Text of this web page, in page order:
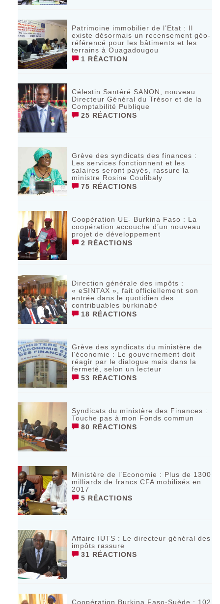
Patrimoine immobilier de l’Etat : Il
existe désormais un recensement géo-
référencé pour les bâtiments et les
terrains à Ouagadougou
1 RÉACTION
Célestin Santéré SANON, nouveau
Directeur Général du Trésor et de la
Comptabilité Publique
25 RÉACTIONS
Grève des syndicats des finances :
Les services fonctionnent et les
salaires seront payés, rassure la
ministre Rosine Coulibaly
75 RÉACTIONS
Coopération UE- Burkina Faso : La
coopération accouche d’un nouveau
projet de développement
2 RÉACTIONS
Direction générale des impôts :
« eSINTAX », fait officiellement son
entrée dans le quotidien des
contribuables burkinabè
18 RÉACTIONS
Grève des syndicats du ministère de
l’économie : Le gouvernement doit
réagir par le dialogue mais dans la
fermeté, selon un lecteur
53 RÉACTIONS
Syndicats du ministère des Finances :
Touche pas à mon Fonds commun
80 RÉACTIONS
Ministère de l’Economie : Plus de 1300
milliards de francs CFA mobilisés en
2017
5 RÉACTIONS
Affaire IUTS : Le directeur général des
impôts rassure
31 RÉACTIONS
Coopération Burkina Faso-Suède : 102